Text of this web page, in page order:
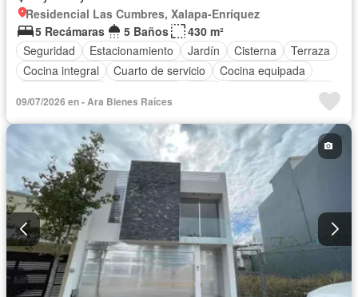
Residencial Las Cumbres, Xalapa-Enríquez
5 Recámaras
5 Baños
430 m²
Seguridad
Estacionamiento Jardín Cisterna
Terraza
Cocina integral
Cuarto de servicio
Cocina equipada
Cuarto de Limpieza
Asador
Zonas verdes
Recámara con closet
Caseta de vigilancia
Conserje
Zona infantil
Sin amueblar
09/07/2026 en - Ara Bienes Raíces